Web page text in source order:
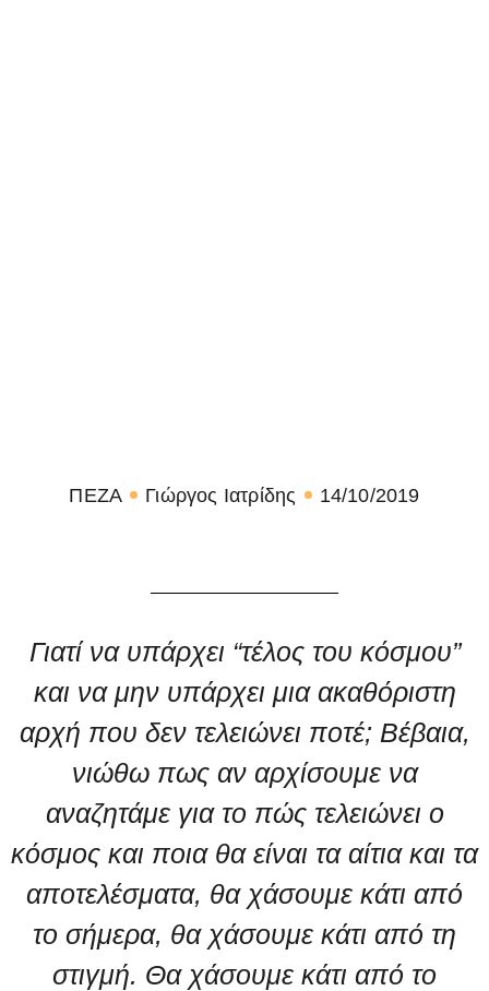
ΠΕΖΑ Γιώργος Ιατρίδης 14/10/2019
Γιατί να υπάρχει “τέλος του κόσμου”
και να μην υπάρχει μια ακαθόριστη
αρχή που δεν τελειώνει ποτέ; Βέβαια,
νιώθω πως αν αρχίσουμε να
αναζητάμε για το πώς τελειώνει ο
κόσμος και ποια θα είναι τα αίτια και τα
αποτελέσματα, θα χάσουμε κάτι από
το σήμερα, θα χάσουμε κάτι από τη
στιγμή. Θα χάσουμε κάτι από το